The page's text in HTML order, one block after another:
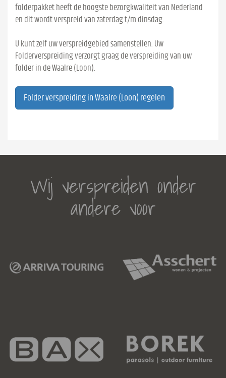
folderpakket heeft de hoogste bezorgkwaliteit van Nederland
en dit wordt verspreid van zaterdag t/m dinsdag.
U kunt zelf uw verspreidgebied samenstellen. Uw
Folderverspreiding verzorgt graag de verspreiding van uw
folder in de Waalre (Loon).
Folder verspreiding in Waalre (Loon) regelen
Wij verspreiden onder
andere voor